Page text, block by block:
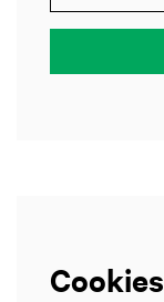
Cookies